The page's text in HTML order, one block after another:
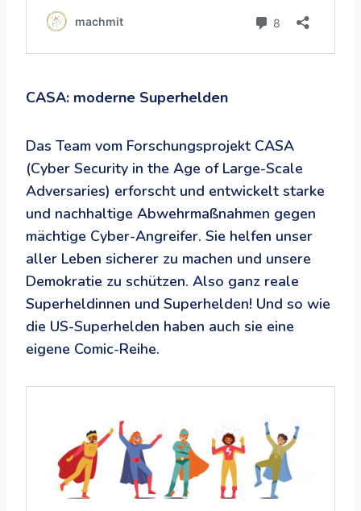
CASA: moderne Superhelden
Das Team vom Forschungsprojekt CASA
(Cyber Security in the Age of Large-Scale
Adversaries) erforscht und entwickelt starke
und nachhaltige Abwehrmaßnahmen gegen
mächtige Cyber-Angreifer. Sie helfen unser
aller Leben sicherer zu machen und unsere
Demokratie zu schützen. Also ganz reale
Superheldinnen und Superhelden! Und so wie
die US-Superhelden haben auch sie eine
eigene Comic-Reihe.